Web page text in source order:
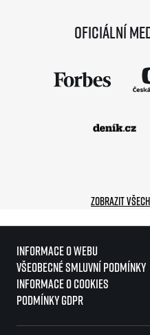
Oficiální
Zobrazit
Informace o webu
Všeobecné smluvní podmínky
Informace o cookies
Podmínky GDPR